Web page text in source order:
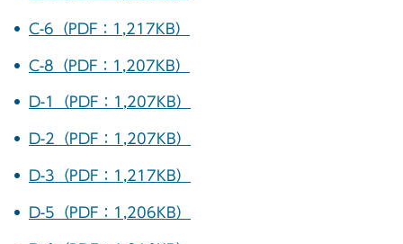
C-6（PDF：1,217KB）
C-8（PDF：1,207KB）
D-1（PDF：1,207KB）
D-2（PDF：1,207KB）
D-3（PDF：1,217KB）
D-5（PDF：1,206KB）